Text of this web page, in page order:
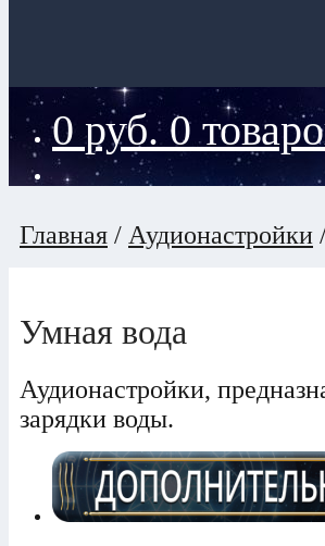
0 руб. 0
Главная / Аудионастройки
Умная вода
Аудионастройки,
зарядки воды.